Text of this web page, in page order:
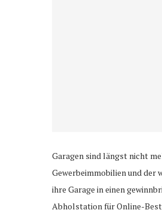
Garagen sind längst nicht
Gewerbeimmobilien und der
ihre Garage in einen
Abholstation für Online-